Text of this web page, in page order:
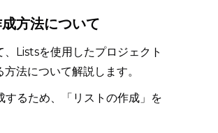
方法について
、Listsを使用したプロジェクト
法について解説します。
するため、「リストの作成」を